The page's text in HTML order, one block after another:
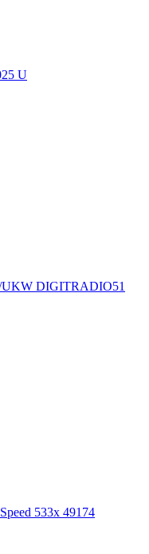
U
UKW DIGITRADIO51
533x 49174